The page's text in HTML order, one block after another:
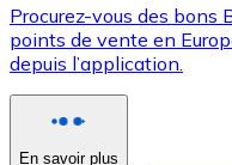
Procurez-vous des bons
points de vente en
depuis l’application.
En savoir plus